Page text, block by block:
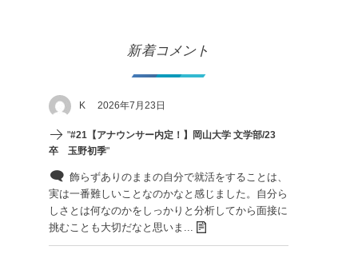
新着コメント
K 2026年7月23日
"#21【アナウンサー内定！】岡山大学 文学部/23
卒 玉野初季"
飾らずありのままの自分で就活をすることは、
実は一番難しいことなのかなと感じました。自分ら
しさとは何なのかをしっかりと分析してから面接に
挑むことも大切だなと思いま...